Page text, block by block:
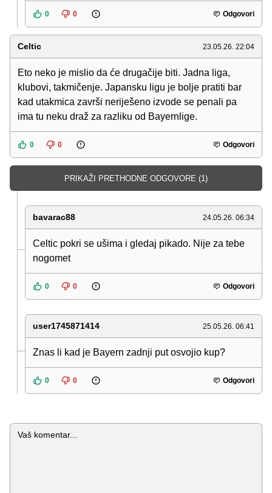
0 0 Odgovori
Celtic 23.05.26. 22:04
Eto neko je mislio da će drugačije biti. Jadna liga,
klubovi, takmičenje. Japansku ligu je bolje pratiti bar
kad utakmica završi neriješeno izvode se penali pa
ima tu neku draž za razliku od Bayernlige.
0 0 Odgovori
PRIKAŽI PRETHODNE ODGOVORE (1)
bavarac88 24.05.26. 06:34
Celtic pokri se ušima i gledaj pikado. Nije za tebe
nogomet
0 0 Odgovori
user1745871414 25.05.26. 06:41
Znas li kad je Bayern zadnji put osvojio kup?
0 0 Odgovori
Komentar